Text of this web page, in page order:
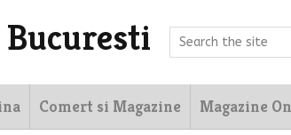
Comert si Magazine Magazine